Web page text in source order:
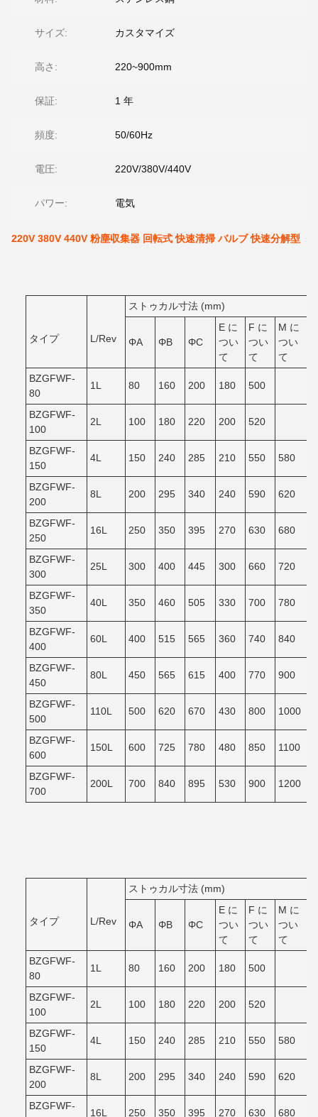
サイズ: カスタマイズ
高さ: 220~900mm
保証: 1 年
頻度: 50/60Hz
電圧: 220V/380V/440V
パワー: 電気
220V 380V 440V 粉塵収集器 回転式 快速清掃 バルブ 快速分解型
タイプ L/Rev
ストゥカル寸法 (mm)
ΦA ΦB ΦC
E に
つい
て
F に
つい
て
M に
つい
て
BZGFWF-
80
1L 80 160 200 180 500
BZGFWF-
100
2L 100 180 220 200 520
BZGFWF-
150
4L 150 240 285 210 550 580
BZGFWF-
200
8L 200 295 340 240 590 620
BZGFWF-
250
16L 250 350 395 270 630 680
BZGFWF-
300
25L 300 400 445 300 660 720
BZGFWF-
350
40L 350 460 505 330 700 780
BZGFWF-
400
60L 400 515 565 360 740 840
BZGFWF-
450
80L 450 565 615 400 770 900
BZGFWF-
500
110L 500 620 670 430 800 1000
BZGFWF-
600
150L 600 725 780 480 850 1100
BZGFWF-
700
200L 700 840 895 530 900 1200
タイプ L/Rev
ストゥカル寸法 (mm)
ΦA ΦB ΦC
E に
つい
て
F に
つい
て
M に
つい
て
BZGFWF-
80
1L 80 160 200 180 500
BZGFWF-
100
2L 100 180 220 200 520
BZGFWF-
150
4L 150 240 285 210 550 580
BZGFWF-
200
8L 200 295 340 240 590 620
BZGFWF-
16L 250 350 395 270 630 680